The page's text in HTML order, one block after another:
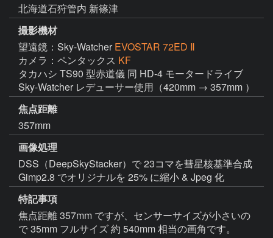
北海道石狩管内 新篠津
撮影機材
望遠鏡：Sky-Watcher EVOSTAR 72ED Ⅱ
カメラ：ペンタックス KF
タカハシ TS90 型赤道儀 同 HD-4 モータードライブ
Sky-Watcher レデューサー使用（420mm → 357mm ）
焦点距離
357mm
画像処理
DSS（DeepSkyStacker）で 23コマを彗星核基準合成
Gimp2.8 でオリジナルを 25% に縮小 & Jpeg 化
特記事項
焦点距離 357mm ですが、センサーサイズが小さいの
で 35mm フルサイズ 約 540mm 相当の画角です。